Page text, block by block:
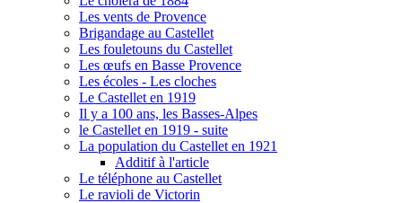
Les vents de Provence
Brigandage au Castellet
Les fouletouns du Castellet
Les œufs en Basse Provence
Les écoles - Les cloches
Le Castellet en 1919
Il y a 100 ans, les Basses-Alpes
le Castellet en 1919 - suite
La population du Castellet en 1921
Additif à l'article
Le téléphone au Castellet
Le ravioli de Victorin